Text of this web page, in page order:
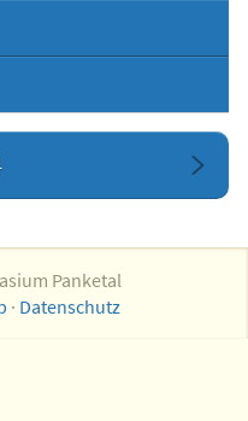
Panketal
· Datenschutz